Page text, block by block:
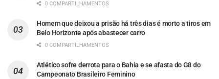
0 COMPARTILHAMENTOS
Homem que deixou a prisão há três dias é morto a tiros em
Belo Horizonte após abastecer carro
0 COMPARTILHAMENTOS
Atlético sofre derrota para o Bahia e se afasta do G8 do
Campeonato Brasileiro Feminino